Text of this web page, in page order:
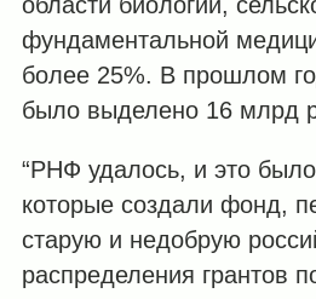
фундаментальной
более 25%. В прошлом
было выделено 16 млрд
“РНФ удалось, и это
которые создали фонд,
старую и недобрую
распределения грантов